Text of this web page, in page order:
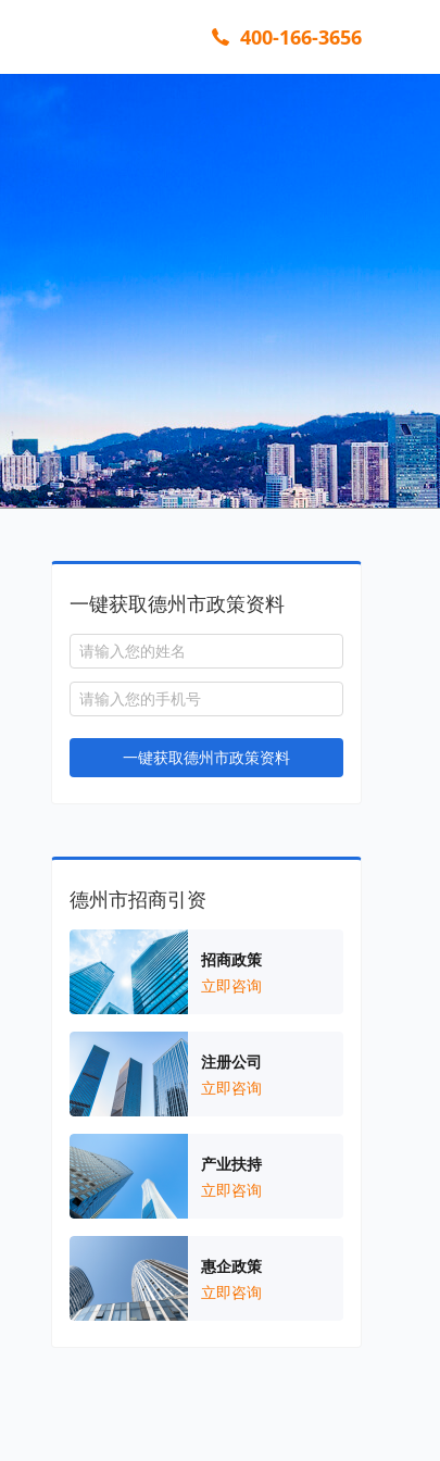
400-166-3656
一键获取德州市政策资料
一键获取德州市政策资料
德州市招商引资
招商政策
立即咨询
注册公司
立即咨询
产业扶持
立即咨询
惠企政策
立即咨询